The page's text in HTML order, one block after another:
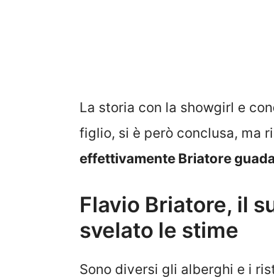
La storia con la showgirl e
figlio, si è però conclusa, ma
effettivamente Briatore
Flavio Briatore, il
svelato le stime
Sono diversi gli alberghi e i